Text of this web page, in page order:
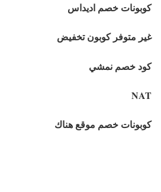
كوبونات خصم اديداس
غير متوفر كوبون تخفيض
كود خصم نمشي
NAT
كوبونات خصم موقع هناك